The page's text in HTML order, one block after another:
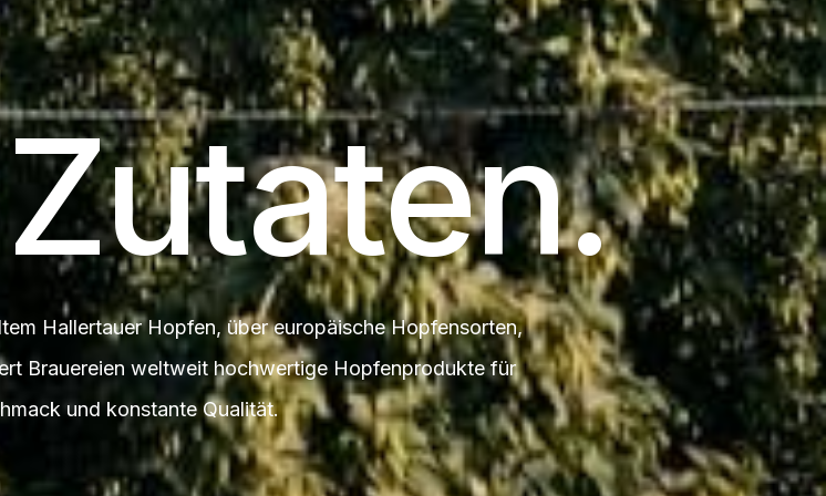
Hallertauer Hopfen, über europäische Hopfensorten,
Brauereien weltweit hochwertige Hopfenprodukte für
und konstante Qualität.